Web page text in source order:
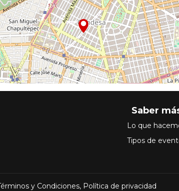
Saber
Lo que
Tipos de
y Condiciones, Política de privacidad